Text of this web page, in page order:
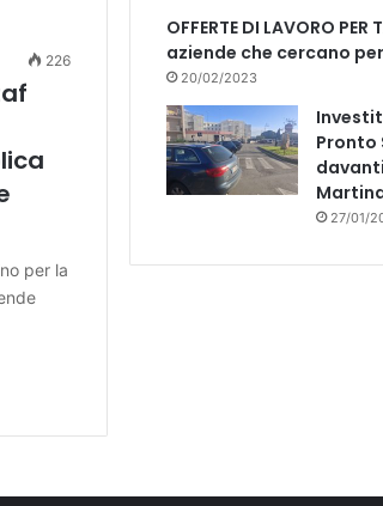
226
per la
OFFERTE DI LAVORO
aziende che cercano
20/02/2023
Pronto
27/01/